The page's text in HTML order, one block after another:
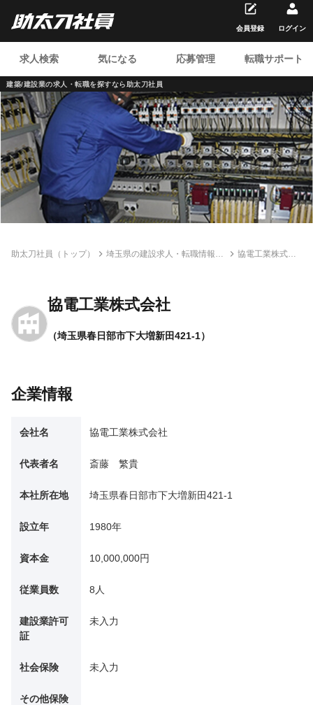
建築/建設業の求人・転職を探すなら助太刀社員
求人検索 気になる 応募管理 転職サポート
会員登録 ログイン
助太刀社員（トップ）
埼玉県の建設求人・転職情報一
協電工業株式会
協電工業株式会社
（埼玉県春日部市下大増新田421-1）
企業情報
会社名 協電工業株式会社
代表者名 斎藤 繁貴
本社所在地 埼玉県春日部市下大増新田421-1
設立年 1980年
資本金 10,000,000円
従業員数 8人
建設業許可
証
未入力
社会保険 未入力
その他保険